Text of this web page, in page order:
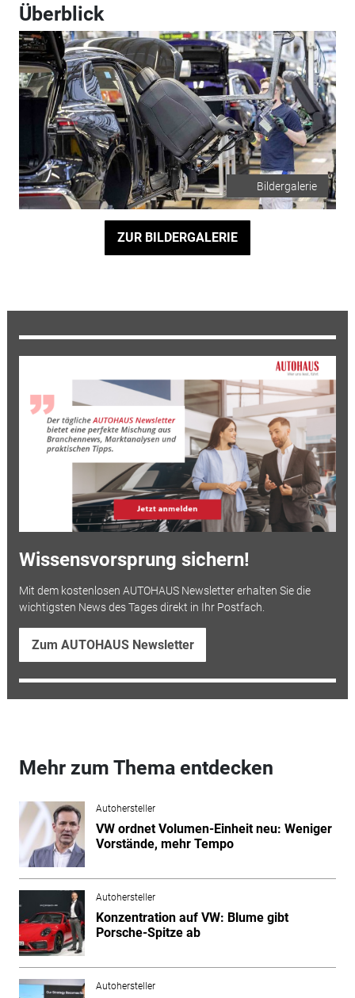
Überblick
Bildergalerie
ZUR BILDERGALERIE
Wissensvorsprung sichern!
Mit dem kostenlosen AUTOHAUS Newsletter erhalten Sie die
wichtigsten News des Tages direkt in Ihr Postfach.
Zum AUTOHAUS Newsletter
Mehr zum Thema entdecken
Autohersteller
VW ordnet Volumen-Einheit neu: Weniger
Vorstände, mehr Tempo
Autohersteller
Konzentration auf VW: Blume gibt
Porsche-Spitze ab
Autohersteller